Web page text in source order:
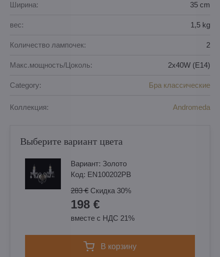
Ширина: 35 cm
вес: 1,5 kg
Количество лампочек: 2
Макс.мощность/Цоколь: 2x40W (E14)
Category: Бра классические
Коллекция: Andromeda
Выберите вариант цвета
Вариант: Золотo
Код: EN100202PB
283 € Скидка 30%
198 €
вместе с НДС 21%
в корзину